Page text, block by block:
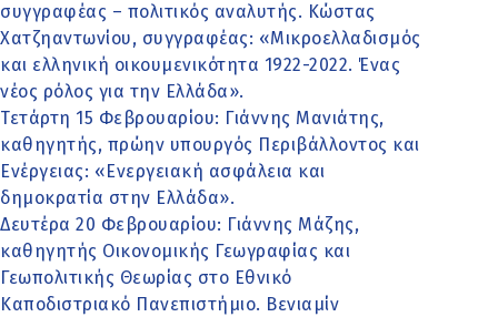
συγγραφέας – πολιτικός αναλυτής. Κώστας
Χατζηαντωνίου, συγγραφέας: «Μικροελλαδισμός
και ελληνική οικουμενικότητα 1922-2022. Ένας
νέος ρόλος για την Ελλάδα».
Τετάρτη 15 Φεβρουαρίου: Γιάννης Μανιάτης,
καθηγητής, πρώην υπουργός Περιβάλλοντος και
Ενέργειας: «Ενεργειακή ασφάλεια και
δημοκρατία στην Ελλάδα».
Δευτέρα 20 Φεβρουαρίου: Γιάννης Μάζης,
καθηγητής Οικονομικής Γεωγραφίας και
Γεωπολιτικής Θεωρίας στο Εθνικό
Καποδιστριακό Πανεπιστήμιο. Βενιαμίν